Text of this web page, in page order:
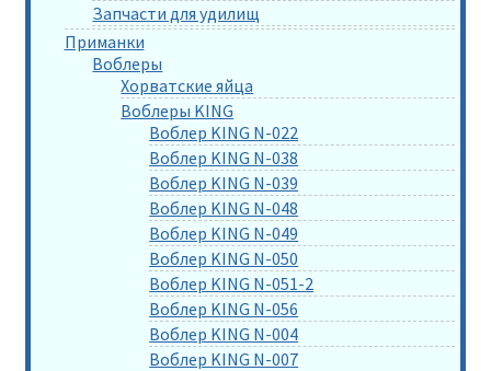
Запчасти для удилищ
Приманки
Воблеры
Хорватские яйца
Воблеры KING
Воблер KING N-022
Воблер KING N-038
Воблер KING N-039
Воблер KING N-048
Воблер KING N-049
Воблер KING N-050
Воблер KING N-051-2
Воблер KING N-056
Воблер KING N-004
Воблер KING N-007